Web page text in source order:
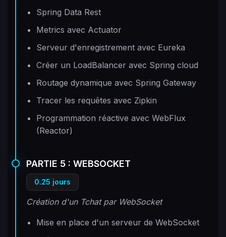
Spring Data Rest
Metrics avec Actuator
Serveur d'enregistrement avec Eureka
Créer un LoadBalancer avec Spring cloud
Routage dynamique avec Spring Gateway
Tracer les requêtes avec Zipkin
Programmation réactive avec WebFlux
(Reactor)
PARTIE 5 : WEBSOCKET
0.25 jours
Création d'un Tchat par WebSocket
Mise en place d'un serveur de WebSocket